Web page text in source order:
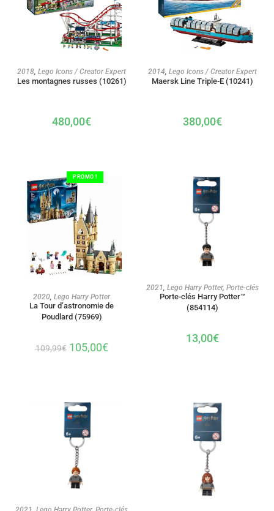
AJOUTER AU PANIER
2018, Lego Icons / Creator Expert
Les montagnes russes (10261)
480,00€
AJOUTER AU PANIER
2014, Lego Icons / Creator Expert
Maersk Line Triple-E (10241)
380,00€
PROMO !
2020 Lego Harry Potter
La Tour d’astronomie de
Poudlard (75969)
109,99€ 105,00€
AJOUTER AU PANIER
2021, Lego Harry Potter, Porte-clés
Porte-clés Harry Potter™
(854114)
13,00€
AJOUTER AU PANIER